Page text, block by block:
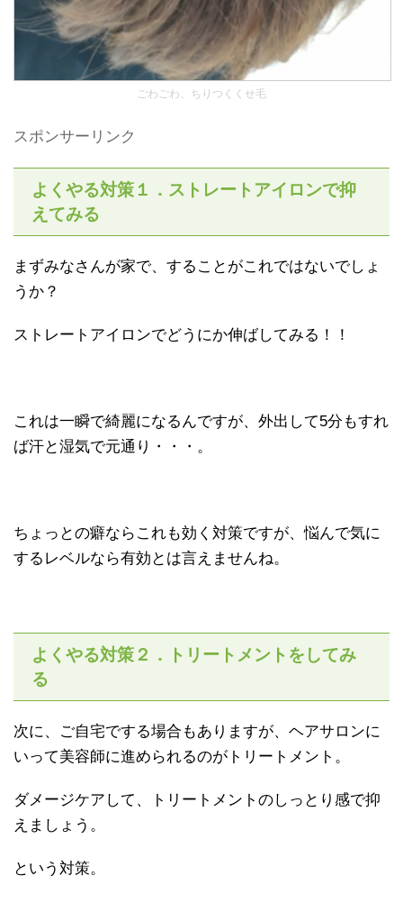
ごわごわ、ちりつくくせ毛
スポンサーリンク
よくやる対策１．ストレートアイロンで抑
えてみる
まずみなさんが家で、することがこれではないでしょ
うか？
ストレートアイロンでどうにか伸ばしてみる！！
これは一瞬で綺麗になるんですが、外出して5分もすれ
ば汗と湿気で元通り・・・。
ちょっとの癖ならこれも効く対策ですが、悩んで気に
するレベルなら有効とは言えませんね。
よくやる対策２．トリートメントをしてみ
る
次に、ご自宅でする場合もありますが、ヘアサロンに
いって美容師に進められるのがトリートメント。
ダメージケアして、トリートメントのしっとり感で抑
えましょう。
という対策。